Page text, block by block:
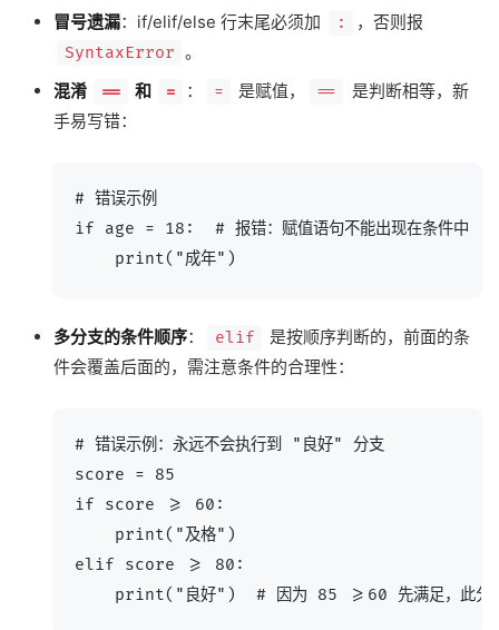
冒号遗漏：if/elif/else 行末尾必须加 : ，否则报
SyntaxError 。
混淆
== 和 = ： = 是赋值， ==
是判断相等，新
手易写错：
# 错误示例
if age = 18:  # 报错：赋值语句不能出现在条件中
多分支的条件顺序： elif
是按顺序判断的，前面的条
件会覆盖后面的，需注意条件的合理性：
# 错误示例：永远不会执行到 "良好" 分支
score = 85
if score >= 60:
    print("及格")
elif score >= 80: